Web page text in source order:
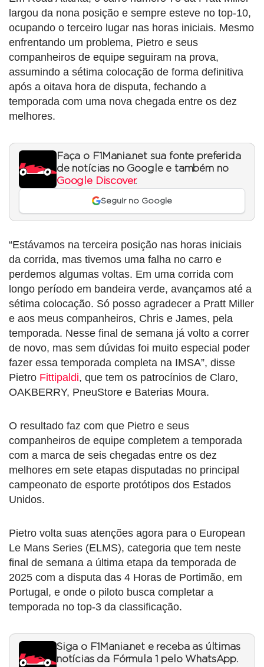
largou da nona posição e sempre esteve no top-10,
ocupando o terceiro lugar nas horas iniciais. Mesmo
enfrentando um problema, Pietro e seus
companheiros de equipe seguiram na prova,
assumindo a sétima colocação de forma definitiva
após a oitava hora de disputa, fechando a
temporada com uma nova chegada entre os dez
melhores.
Faça o F1Mania.net sua fonte preferida
de notícias no Google e também no
Google Discover.
Seguir no Google
“Estávamos na terceira posição nas horas iniciais
da corrida, mas tivemos uma falha no carro e
perdemos algumas voltas. Em uma corrida com
longo período em bandeira verde, avançamos até a
sétima colocação. Só posso agradecer a Pratt Miller
e aos meus companheiros, Chris e James, pela
temporada. Nesse final de semana já volto a correr
de novo, mas sem dúvidas foi muito especial poder
fazer essa temporada completa na IMSA”, disse
Pietro Fittipaldi, que tem os patrocínios de Claro,
OAKBERRY, PneuStore e Baterias Moura.
O resultado faz com que Pietro e seus
companheiros de equipe completem a temporada
com a marca de seis chegadas entre os dez
melhores em sete etapas disputadas no principal
campeonato de esporte protótipos dos Estados
Unidos.
Pietro volta suas atenções agora para o European
Le Mans Series (ELMS), categoria que tem neste
final de semana a última etapa da temporada de
2025 com a disputa das 4 Horas de Portimão, em
Portugal, e onde o piloto busca completar a
temporada no top-3 da classificação.
Siga o F1Mania.net e receba as últimas
notícias da Fórmula 1 pelo WhatsApp.